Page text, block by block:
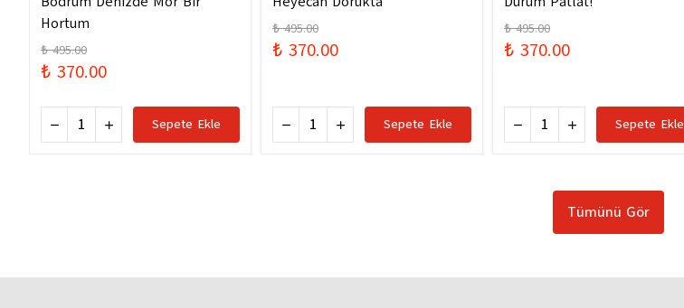
Hortum
₺ 495.00
₺ 370.00
Sepete Ekle
₺ 495.00
₺ 370.00
Sepete Ekle
₺ 495.00
₺ 370.00
Sepete Ekle
Tümünü Gör